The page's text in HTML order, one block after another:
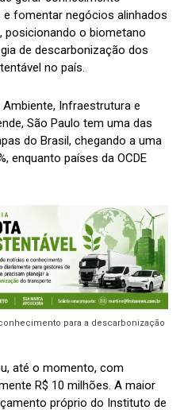
fomentar negócios alinhados
posicionando o biometano
de descarbonização dos
no país.
Infraestrutura e
São Paulo tem uma das
do Brasil, chegando a uma
enquanto países da OCDE
para a descarbonização
até o momento, com
R$ 10 milhões. A maior
próprio do Instituto de